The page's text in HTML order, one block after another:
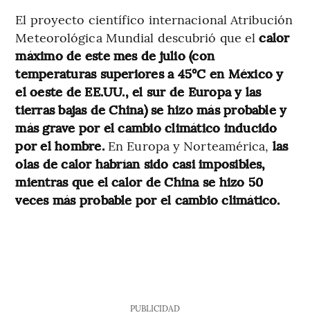
El proyecto científico internacional Atribución
Meteorológica Mundial descubrió que elcalor
máximo de este mes de julio (con
temperaturas superiores a 45°C en México y
el oeste de EE.UU., el sur de Europa y las
tierras bajas de China) se hizo más probable y
más grave por el cambio climático inducido
por el hombre. En Europa y Norteamérica, las
olas de calor habrían sido casi imposibles,
mientras que el calor de China se hizo 50
veces más probable por el cambio climático.
PUBLICIDAD